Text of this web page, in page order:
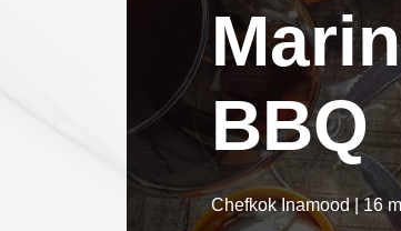
BBQ
Chefkok Inamood | 16